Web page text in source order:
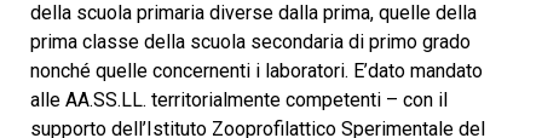
della scuola primaria diverse dalla prima, quelle della
prima classe della scuola secondaria di primo grado
nonché quelle concernenti i laboratori. E’dato mandato
alle AA.SS.LL. territorialmente competenti – con il
supporto dell’Istituto Zooprofilattico Sperimentale del